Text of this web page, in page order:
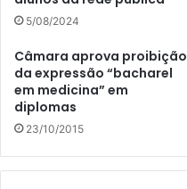
5/08/2024
Câmara aprova proibição
da expressão “bacharel
em medicina” em
diplomas
23/10/2015